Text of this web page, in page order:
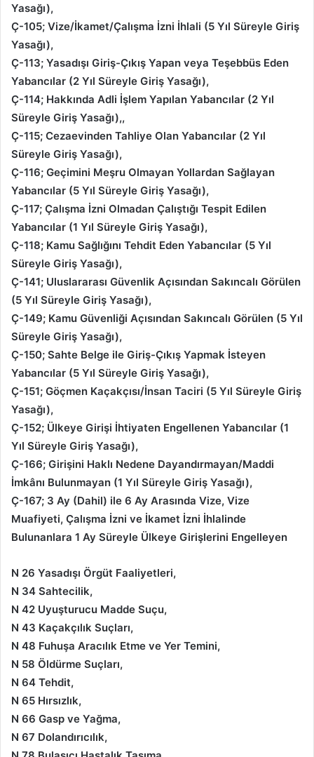
Yasağı),
Ç-105; Vize/İkamet/Çalışma İzni İhlali (5 Yıl Süreyle Giriş
Yasağı),
Ç-113; Yasadışı Giriş-Çıkış Yapan veya Teşebbüs Eden
Yabancılar (2 Yıl Süreyle Giriş Yasağı),
Ç-114; Hakkında Adli İşlem Yapılan Yabancılar (2 Yıl
Süreyle Giriş Yasağı),,
Ç-115; Cezaevinden Tahliye Olan Yabancılar (2 Yıl
Süreyle Giriş Yasağı),
Ç-116; Geçimini Meşru Olmayan Yollardan Sağlayan
Yabancılar (5 Yıl Süreyle Giriş Yasağı),
Ç-117; Çalışma İzni Olmadan Çalıştığı Tespit Edilen
Yabancılar (1 Yıl Süreyle Giriş Yasağı),
Ç-118; Kamu Sağlığını Tehdit Eden Yabancılar (5 Yıl
Süreyle Giriş Yasağı),
Ç-141; Uluslararası Güvenlik Açısından Sakıncalı Görülen
(5 Yıl Süreyle Giriş Yasağı),
Ç-149; Kamu Güvenliği Açısından Sakıncalı Görülen (5 Yıl
Süreyle Giriş Yasağı),
Ç-150; Sahte Belge ile Giriş-Çıkış Yapmak İsteyen
Yabancılar (5 Yıl Süreyle Giriş Yasağı),
Ç-151; Göçmen Kaçakçısı/İnsan Taciri (5 Yıl Süreyle Giriş
Yasağı),
Ç-152; Ülkeye Girişi İhtiyaten Engellenen Yabancılar (1
Yıl Süreyle Giriş Yasağı),
Ç-166; Girişini Haklı Nedene Dayandırmayan/Maddi
İmkânı Bulunmayan (1 Yıl Süreyle Giriş Yasağı),
Ç-167; 3 Ay (Dahil) ile 6 Ay Arasında Vize, Vize
Muafiyeti, Çalışma İzni ve İkamet İzni İhlalinde
Bulunanlara 1 Ay Süreyle Ülkeye Girişlerini Engelleyen
N 26 Yasadışı Örgüt Faaliyetleri,
N 34 Sahtecilik,
N 42 Uyuşturucu Madde Suçu,
N 43 Kaçakçılık Suçları,
N 48 Fuhuşa Aracılık Etme ve Yer Temini,
N 58 Öldürme Suçları,
N 64 Tehdit,
N 65 Hırsızlık,
N 66 Gasp ve Yağma,
N 67 Dolandırıcılık,